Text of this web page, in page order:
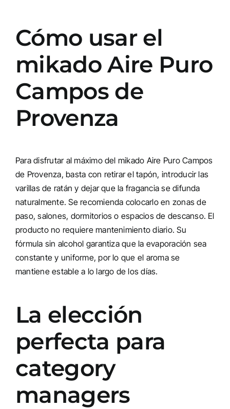
Cómo usar el
mikado Aire Puro
Campos de
Provenza
Para disfrutar al máximo del mikado Aire Puro Campos
de Provenza, basta con retirar el tapón, introducir las
varillas de ratán y dejar que la fragancia se difunda
naturalmente. Se recomienda colocarlo en zonas de
paso, salones, dormitorios o espacios de descanso. El
producto no requiere mantenimiento diario. Su
fórmula sin alcohol garantiza que la evaporación sea
constante y uniforme, por lo que el aroma se
mantiene estable a lo largo de los días.
La elección
perfecta para
category
managers